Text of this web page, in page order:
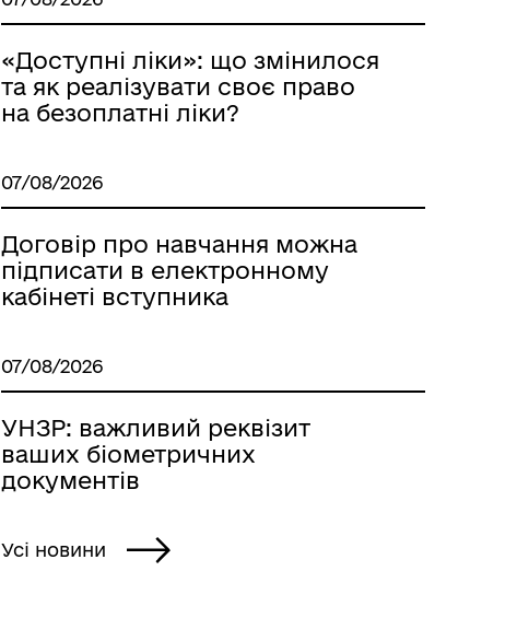
«Доступні ліки»: що змінилося
та як реалізувати своє право
на безоплатні ліки?
07/08/2026
Договір про навчання можна
підписати в електронному
кабінеті вступника
07/08/2026
УНЗР: важливий реквізит
ваших біометричних
документів
Усі новини